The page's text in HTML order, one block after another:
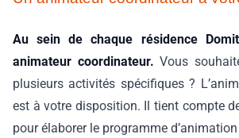
Au sein de chaque résidence
animateur coordinateur. Vous
plusieurs activités spécifiques ?
est à votre disposition. Il tient compte
pour élaborer le programme